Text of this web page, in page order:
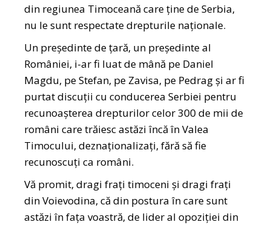
din regiunea Timoceană care ține de Serbia,
nu le sunt respectate drepturile naționale.
Un președinte de țară, un președinte al
României, i-ar fi luat de mână pe Daniel
Magdu, pe Stefan, pe Zavisa, pe Pedrag și ar fi
purtat discuții cu conducerea Serbiei pentru
recunoașterea drepturilor celor 300 de mii de
români care trăiesc astăzi încă în Valea
Timocului, deznaționalizați, fără să fie
recunoscuți ca români.
Vă promit, dragi frați timoceni și dragi frați
din Voievodina, că din postura în care sunt
astăzi în fața voastră, de lider al opoziției din